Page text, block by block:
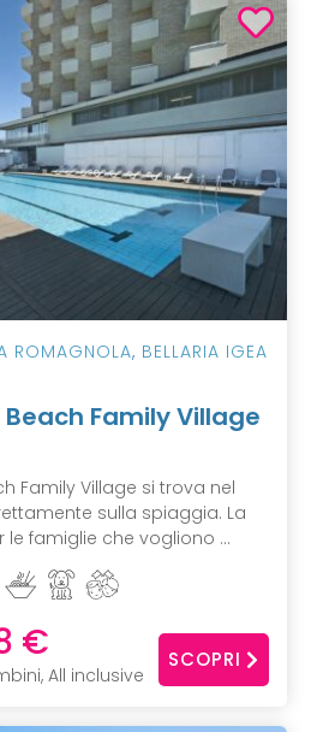
ROMAGNOLA, BELLARIA IGEA
Family Village
Family Village si trova nel
sulla spiaggia. La
le famiglie che vogliono ...
€
All inclusive
SCOPRI